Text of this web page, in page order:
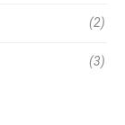
(2)
(3)